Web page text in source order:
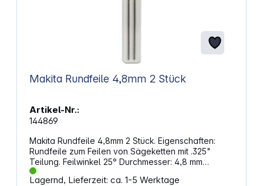
Makita Rundfeile 4,8mm 2 Stück
Artikel-Nr.:
144869
Makita Rundfeile 4,8mm 2 Stück. Eigenschaften:
Rundfeile zum Feilen von Sägeketten mit .325"
Teilung. Feilwinkel 25° Durchmesser: 4,8 mm
Menge: 2
Lagernd, Lieferzeit: ca. 1-5 Werktage